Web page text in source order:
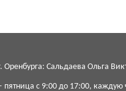
Сальдаева Ольга
с 9:00 до 17:00, каждую